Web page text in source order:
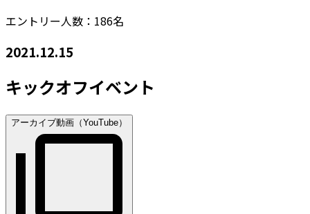
エントリー人数：186名
2021.12.15
キックオフイベント
アーカイブ動画（YouTube）